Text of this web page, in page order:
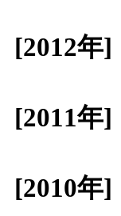
[2012年]
[2011年]
[2010年]